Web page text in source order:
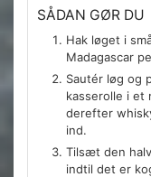
SÅDAN GØR DU
Hak løget i
Madagascar
Sautér løg og
kasserolle i
derefter
ind.
Tilsæt den
indtil det er